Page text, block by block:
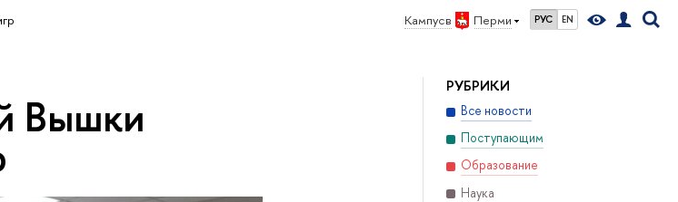
Кампус в Перми РУС EN
РУБРИКИ
Все новости
Поступающим
Образование
Наука
Вышки